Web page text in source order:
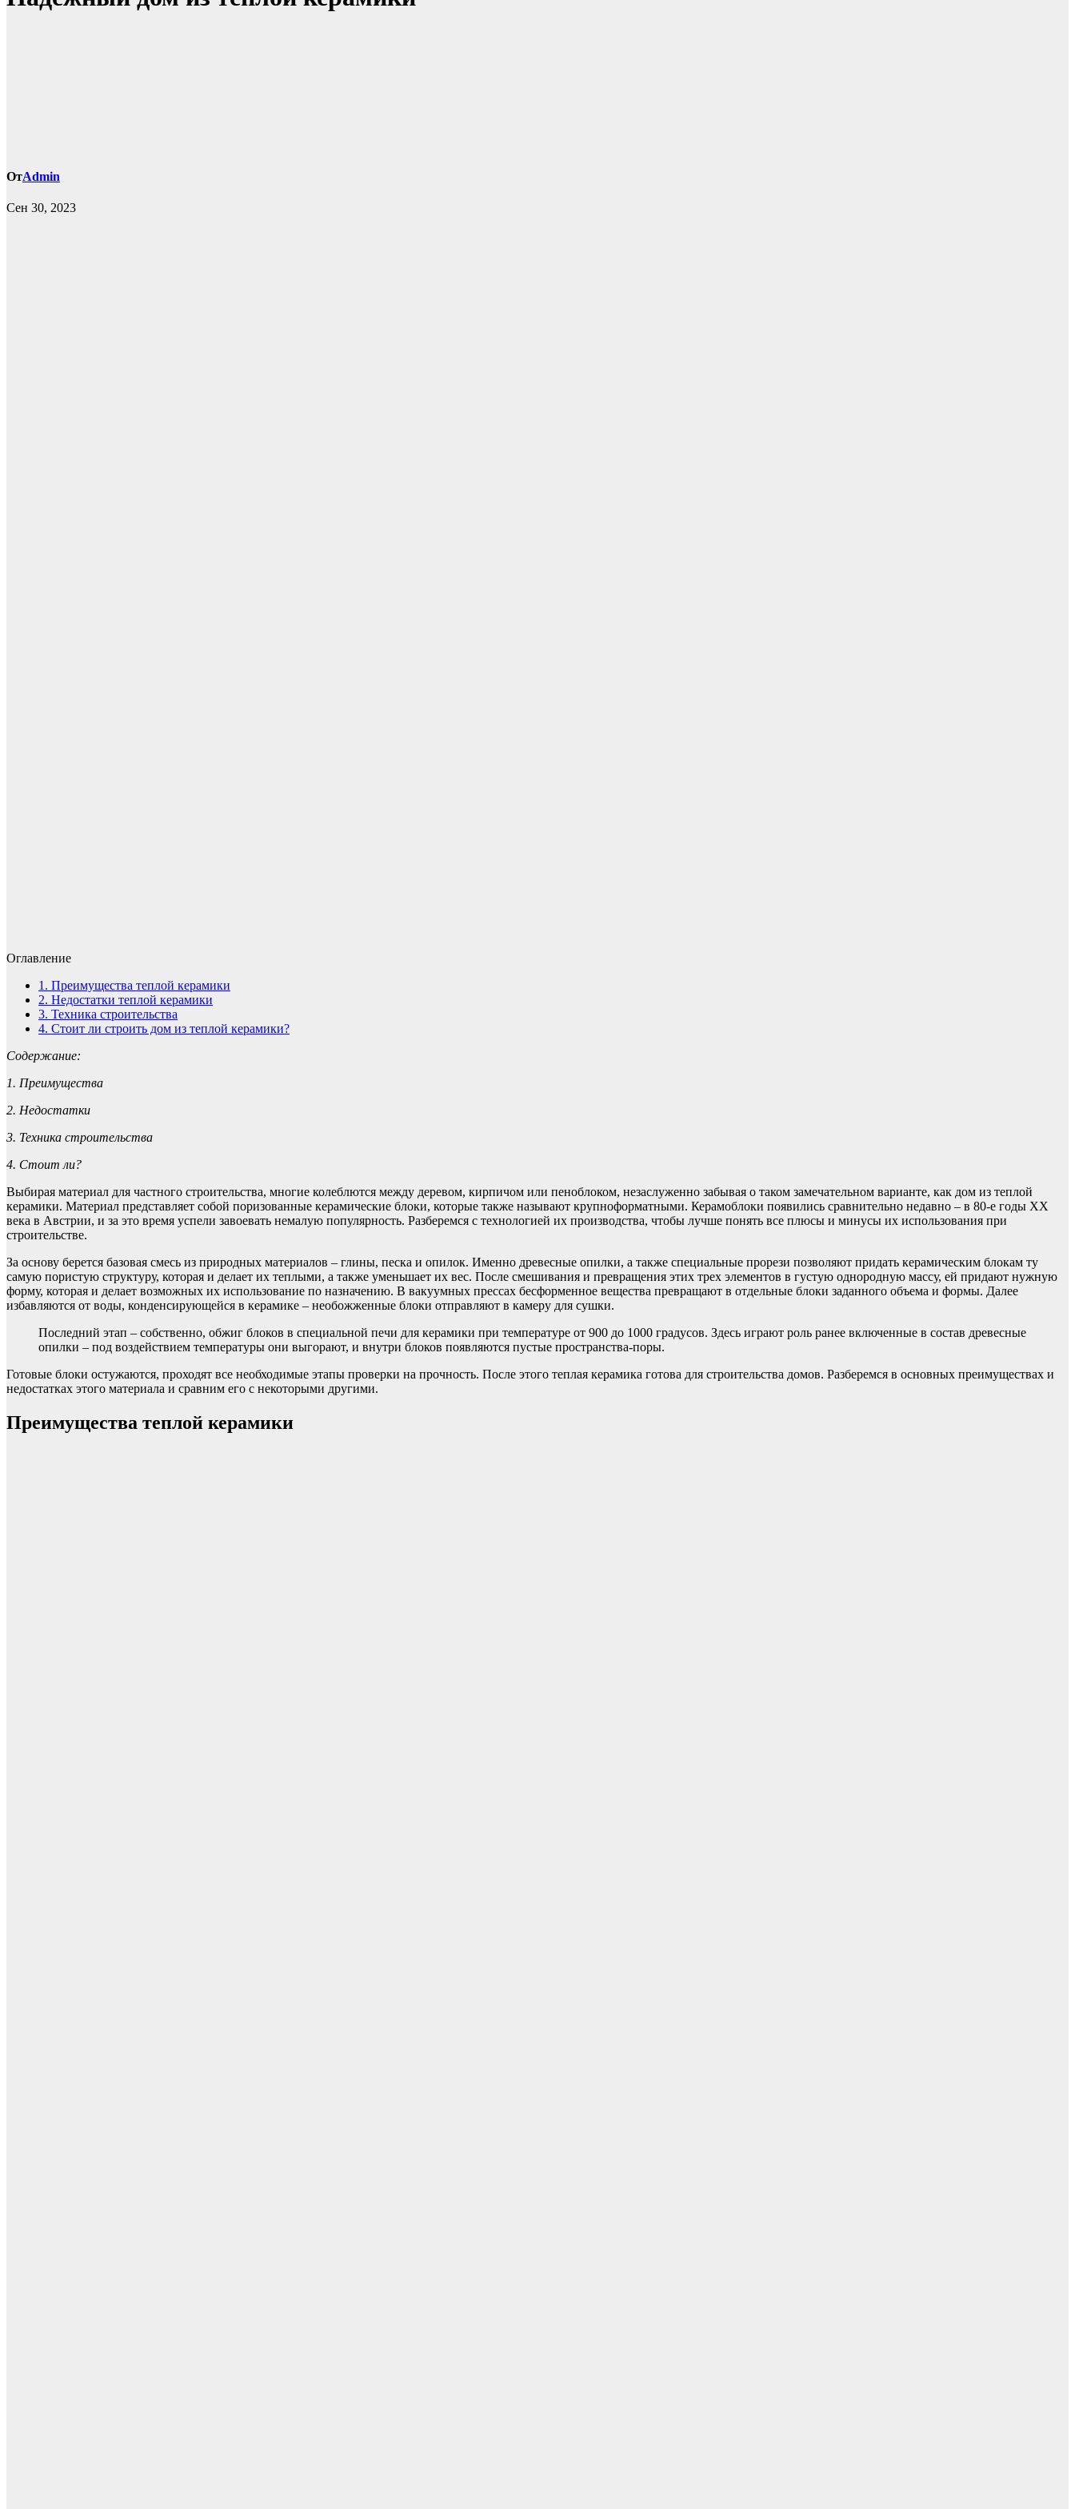
ОтAdmin
Сен 30, 2023
Оглавление
1. Преимущества теплой керамики
2. Недостатки теплой керамики
3. Техника строительства
4. Стоит ли строить дом из теплой керамики?
Содержание:
1. Преимущества
2. Недостатки
3. Техника строительства
4. Стоит ли?
Выбирая материал для частного строительства, многие колеблются между деревом, кирпичом или пеноблоком, незаслуженно забывая о таком замечательном варианте, как дом из теплой
керамики. Материал представляет собой поризованные керамические блоки, которые также называют крупноформатными. Керамоблоки появились сравнительно недавно – в 80-е годы ХХ
века в Австрии, и за это время успели завоевать немалую популярность. Разберемся с технологией их производства, чтобы лучше понять все плюсы и минусы их использования при
строительстве.
За основу берется базовая смесь из природных материалов – глины, песка и опилок. Именно древесные опилки, а также специальные прорези позволяют придать керамическим блокам ту
самую пористую структуру, которая и делает их теплыми, а также уменьшает их вес. После смешивания и превращения этих трех элементов в густую однородную массу, ей придают нужную
форму, которая и делает возможных их использование по назначению. В вакуумных прессах бесформенное вещества превращают в отдельные блоки заданного объема и формы. Далее
избавляются от воды, конденсирующейся в керамике – необожженные блоки отправляют в камеру для сушки.
Последний этап – собственно, обжиг блоков в специальной печи для керамики при температуре от 900 до 1000 градусов. Здесь играют роль ранее включенные в состав древесные
опилки – под воздействием температуры они выгорают, и внутри блоков появляются пустые пространства-поры.
Готовые блоки остужаются, проходят все необходимые этапы проверки на прочность. После этого теплая керамика готова для строительства домов. Разберемся в основных преимуществах и
недостатках этого материала и сравним его с некоторыми другими.
Преимущества теплой керамики